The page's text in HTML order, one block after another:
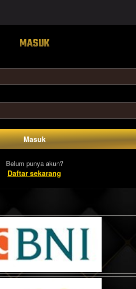
MASUK
Masuk
Belum punya akun?
Daftar sekarang